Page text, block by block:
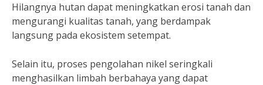
Hilangnya hutan dapat meningkatkan erosi tanah dan
mengurangi kualitas tanah, yang berdampak
langsung pada ekosistem setempat.
Selain itu, proses pengolahan nikel seringkali
menghasilkan limbah berbahaya yang dapat